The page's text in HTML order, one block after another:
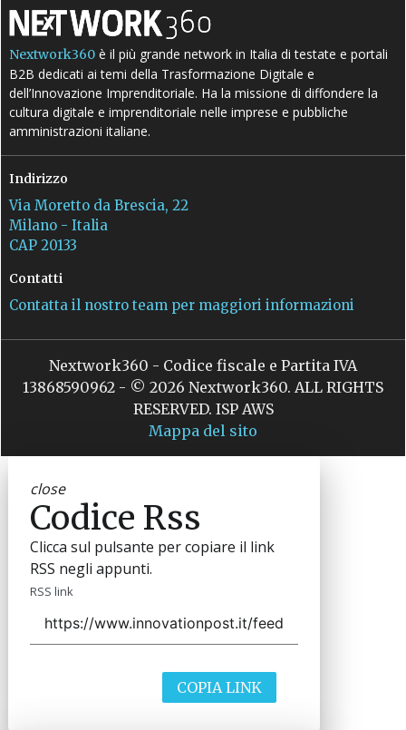
Nextwork360 è il più grande network in Italia di testate e portali
B2B dedicati ai temi della Trasformazione Digitale e
dell’Innovazione Imprenditoriale. Ha la missione di diffondere la
cultura digitale e imprenditoriale nelle imprese e pubbliche
amministrazioni italiane.
Indirizzo
Via Moretto da Brescia, 22
Milano - Italia
CAP 20133
Contatti
Contatta il nostro team per maggiori informazioni
Nextwork360 - Codice fiscale e Partita IVA
13868590962 - © 2026 Nextwork360. ALL RIGHTS
RESERVED. ISP AWS
Mappa del sito
close
Codice Rss
Clicca sul pulsante per copiare il link
RSS negli appunti.
RSS link
COPIA LINK